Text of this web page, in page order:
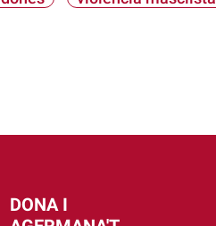
DONA I